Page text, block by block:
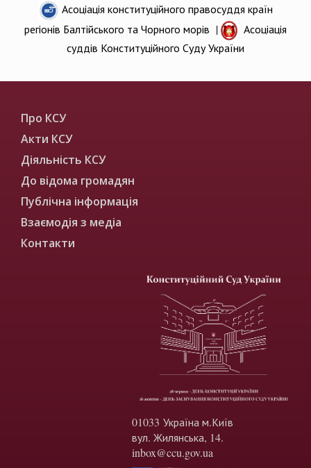
Асоціація конституційного правосуддя країн
регіонів Балтійського та Чорного морів |
Асоціація
суддів Конституційного Суду України
Про КСУ
Акти КСУ
Діяльність КСУ
До відома громадян
Публічна інформація
Взаємодія з медіа
Контакти
01033 Україна м.Київ
вул. Жилянська, 14.
inbox@ccu.gov.ua